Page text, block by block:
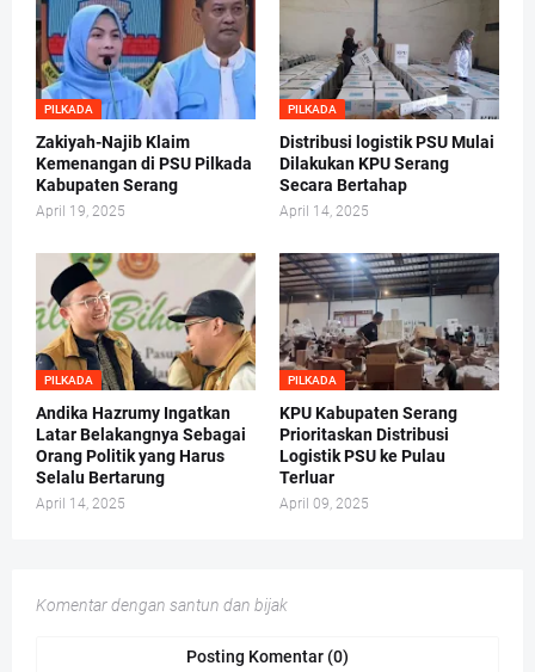
PILKADA
Zakiyah-Najib Klaim
Kemenangan di PSU Pilkada
Kabupaten Serang
April 19, 2025
PILKADA
Distribusi logistik PSU Mulai
Dilakukan KPU Serang
Secara Bertahap
April 14, 2025
PILKADA
Andika Hazrumy Ingatkan
Latar Belakangnya Sebagai
Orang Politik yang Harus
Selalu Bertarung
April 14, 2025
PILKADA
KPU Kabupaten Serang
Prioritaskan Distribusi
Logistik PSU ke Pulau
Terluar
April 09, 2025
Komentar dengan santun dan bijak
Posting Komentar (0)